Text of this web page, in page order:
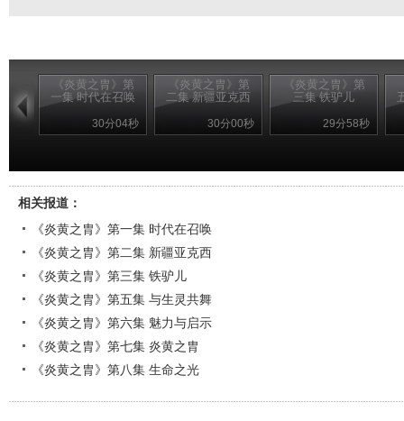
《炎黄之胄》第
一集 时代在召唤
30分04秒
《炎黄之胄》第
二集 新疆亚克西
30分00秒
《炎黄之胄》第
三集 铁驴儿
29分58秒
相关报道：
《炎黄之胄》第一集 时代在召唤
《炎黄之胄》第二集 新疆亚克西
《炎黄之胄》第三集 铁驴儿
《炎黄之胄》第五集 与生灵共舞
《炎黄之胄》第六集 魅力与启示
《炎黄之胄》第七集 炎黄之胄
《炎黄之胄》第八集 生命之光